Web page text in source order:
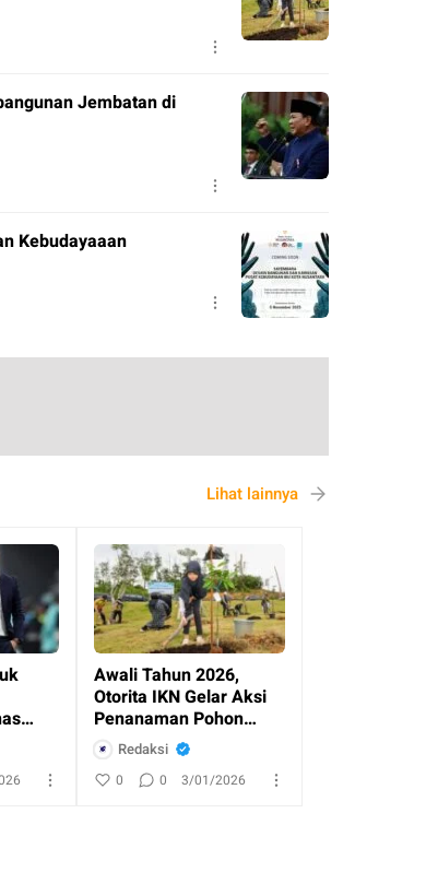
Jembatan di
Kebudayaaan
Lihat lainnya
Awali Tahun 2026,
Otorita IKN Gelar Aksi
Penanaman Pohon
Bersama Masyaraka
Redaksi
0 0 3/01/2026